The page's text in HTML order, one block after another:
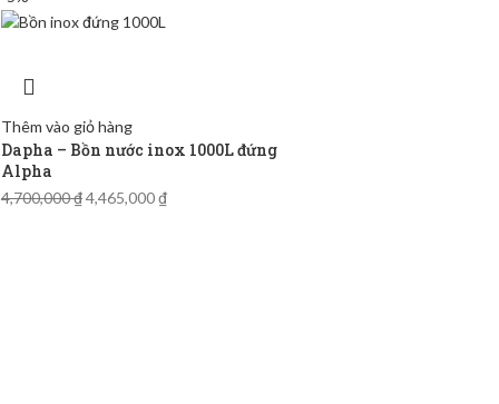
Thêm vào giỏ hàng
Dapha – Bồn nước inox 1000L đứng
Alpha
4,700,000₫4,465,000₫